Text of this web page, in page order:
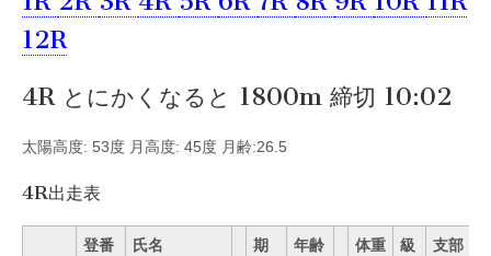
12R
4R とにかくなると 1800m 締切 10:02
太陽高度: 53度 月高度: 45度 月齢:26.5
4R出走表
登番 氏名 期 年齢 体重 級 支部